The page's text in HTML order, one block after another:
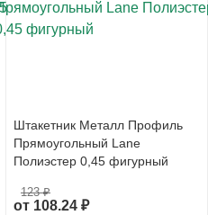
Штакетник Металл Профиль
Прямоугольный Lane
Полиэстер 0,45 фигурный
от 108.24 ₽
123 ₽